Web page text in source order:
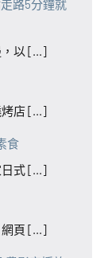
路5分鐘就
，以 [...]
烤店 [...]
食
日式 [...]
頁 [...]